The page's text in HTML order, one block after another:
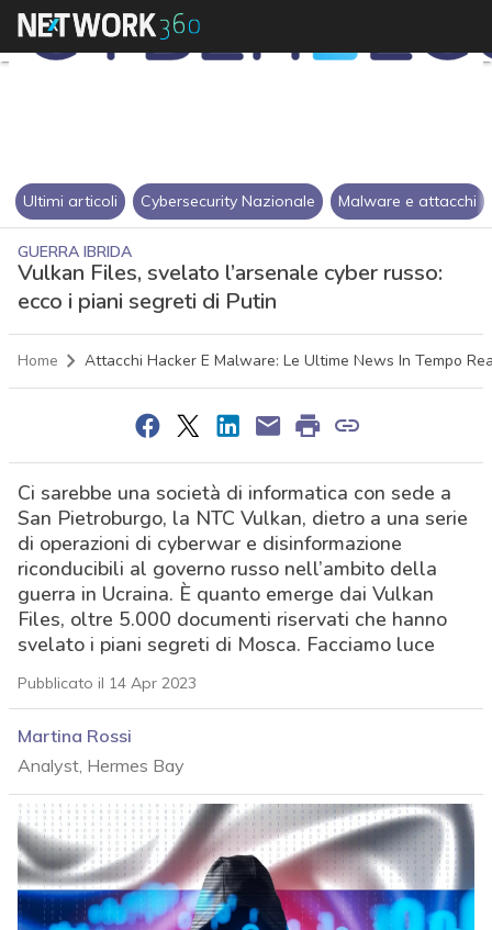
Ultimi articoli Cybersecurity Nazionale Malware e attacchi
GUERRA IBRIDA
Vulkan Files, svelato l’arsenale cyber russo:
ecco i piani segreti di Putin
Home Attacchi Hacker E Malware: Le Ultime News In Tempo
Ci sarebbe una società di informatica con sede a
San Pietroburgo, la NTC Vulkan, dietro a una serie
di operazioni di cyberwar e disinformazione
riconducibili al governo russo nell’ambito della
guerra in Ucraina. È quanto emerge dai Vulkan
Files, oltre 5.000 documenti riservati che hanno
svelato i piani segreti di Mosca. Facciamo luce
Pubblicato il 14 Apr 2023
Martina Rossi
Analyst, Hermes Bay